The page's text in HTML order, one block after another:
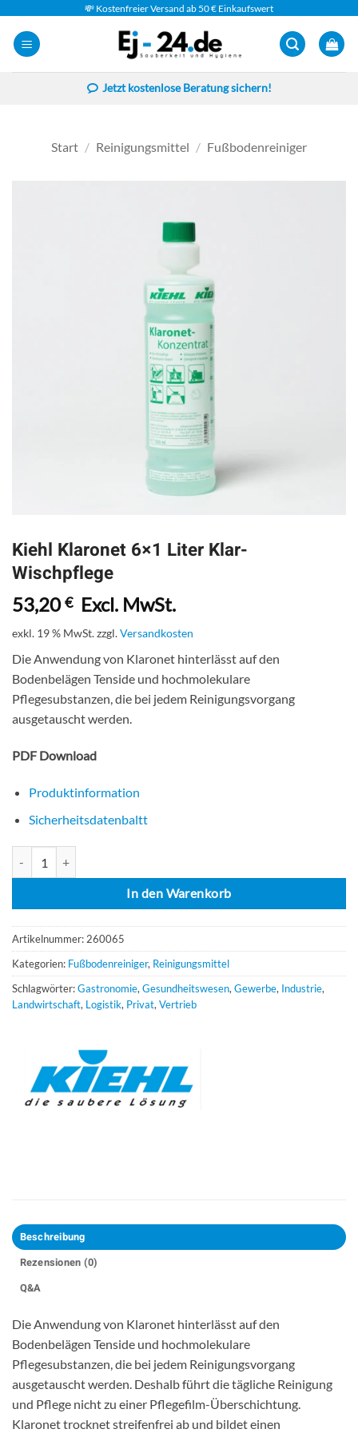
Inhalt
springen
💸 Kostenfreier Versand ab 50 € Einkaufswert
Jetzt kostenlose Beratung sichern!
Start / Reinigungsmittel / Fußbodenreiniger
Kiehl Klaronet 6×1 Liter Klar-
Wischpflege
53,20€ Excl. MwSt.
exkl. 19 % MwSt.zzgl.Versandkosten
Die Anwendung von Klaronet hinterlässt auf den
Bodenbelägen Tenside und hochmolekulare
Pflegesubstanzen, die bei jedem Reinigungsvorgang
ausgetauscht werden.
PDF Download
Produktinformation
Sicherheitsdatenbaltt
In den Warenkorb
Artikelnummer: 260065
Kategorien: Fußbodenreiniger, Reinigungsmittel
Schlagwörter:Gastronomie, Gesundheitswesen, Gewerbe, Industrie,
Landwirtschaft, Logistik, Privat, Vertrieb
Beschreibung
Rezensionen (0)
Q&A
Die Anwendung von Klaronet hinterlässt auf den
Bodenbelägen Tenside und hochmolekulare
Pflegesubstanzen, die bei jedem Reinigungsvorgang
ausgetauscht werden. Deshalb führt die tägliche Reinigung
und Pflege nicht zu einer Pflegefilm-Überschichtung.
Klaronet trocknet streifenfrei ab und bildet einen